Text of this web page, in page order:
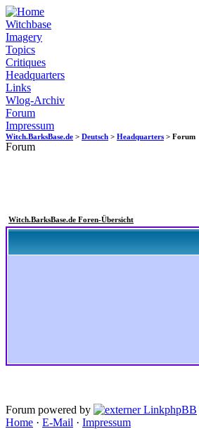
Witchbase
Imagery
Topics
Critiques
Headquarters
Links
Wlog-Archiv
Forum
Impressum
Witch.BarksBase.de > Deutsch > Headquarters > Forum
Forum
Witch.BarksBase.de Foren-Übersicht
Forum powered by phpBB
Home · E-Mail · Impressum